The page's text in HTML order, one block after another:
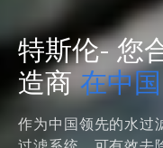
特斯伦-您
造商在中国
作为中国领先的水过